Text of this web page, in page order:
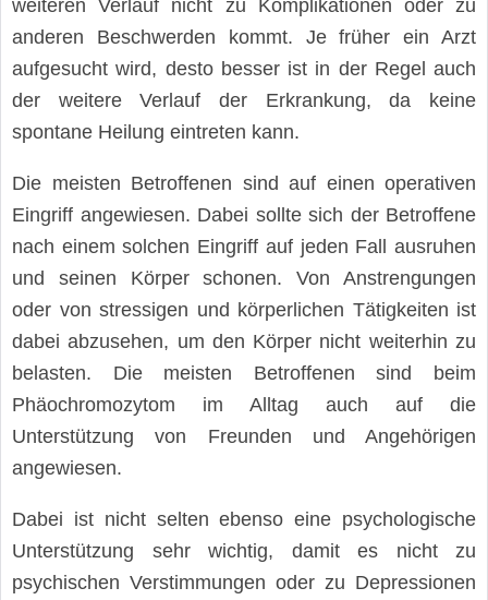
weiteren Verlauf nicht zu Komplikationen oder zu
anderen Beschwerden kommt. Je früher ein Arzt
aufgesucht wird, desto besser ist in der Regel auch
der weitere Verlauf der Erkrankung, da keine
spontane Heilung eintreten kann.
Die meisten Betroffenen sind auf einen operativen
Eingriff angewiesen. Dabei sollte sich der Betroffene
nach einem solchen Eingriff auf jeden Fall ausruhen
und seinen Körper schonen. Von Anstrengungen
oder von stressigen und körperlichen Tätigkeiten ist
dabei abzusehen, um den Körper nicht weiterhin zu
belasten. Die meisten Betroffenen sind beim
Phäochromozytom im Alltag auch auf die
Unterstützung von Freunden und Angehörigen
angewiesen.
Dabei ist nicht selten ebenso eine psychologische
Unterstützung sehr wichtig, damit es nicht zu
psychischen Verstimmungen oder zu Depressionen